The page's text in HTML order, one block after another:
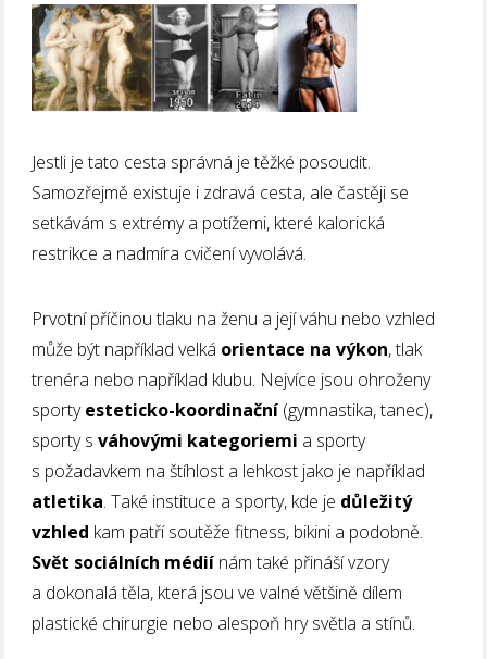
Jestli je tato cesta správná je těžké posoudit.
Samozřejmě existuje i zdravá cesta, ale častěji se
setkávám s extrémy a potížemi, které kalorická
restrikce a nadmíra cvičení vyvolává.
Prvotní příčinou tlaku na ženu a její váhu nebo vzhled
může být například velká orientace na výkon, tlak
trenéra nebo například klubu. Nejvíce jsou ohroženy
sportyesteticko-koordinační (gymnastika, tanec),
sporty sváhovými kategoriemi a sporty
s požadavkem na štíhlost a lehkost jako je například
atletika. Také instituce a sporty, kde je důležitý
vzhled kam patří soutěže fitness, bikini a podobně.
Svět sociálních médií nám také přináší vzory
a dokonalá těla, která jsou ve valné většině dílem
plastické chirurgie nebo alespoň hry světla a stínů.